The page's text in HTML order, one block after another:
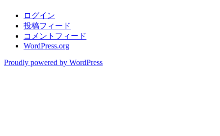
ログイン
投稿フィード
コメントフィード
WordPress.org
Proudly powered by WordPress